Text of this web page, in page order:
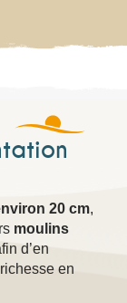
20 cm,
moulins
d’en
en